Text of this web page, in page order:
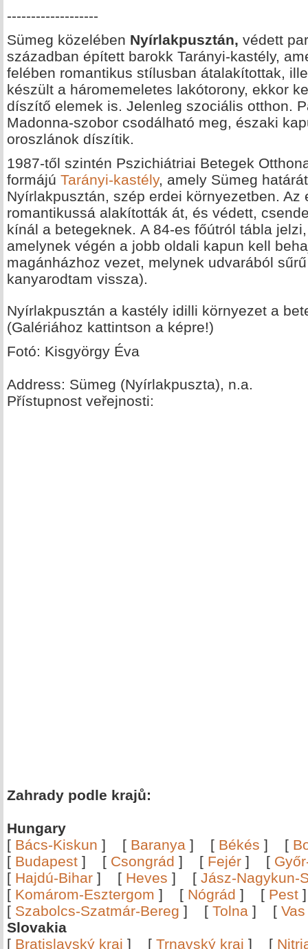
-------------------
Sümeg közelében Nyírlakpusztán, védett
században épített barokk Tarányi-kastély,
felében romantikus stílusban átalakítottak,
készült a háromemeletes lakótorony, ekkor
díszítő elemek is. Jelenleg szociális otthon.
Madonna-szobor csodálható meg, északi
oroszlánok díszítik.
1987-től szintén Pszichiátriai Betegek
formájú Tarányi-kastély, amely Sümeg
Nyírlakpusztán, szép erdei környezetben.
romantikussá alakították át, és védett,
kínál a betegeknek. A 84-es főútról tábla
amelynek végén a jobb oldali kapun kell
magánházhoz vezet, melynek udvarából
kanyarodtam vissza).
Nyírlakpusztán a kastély idilli környezet a
(Galériához kattintson a képre!)
Fotó: Kisgyörgy Éva
Address: Sümeg (Nyírlakpuszta), n.a.
Přístupnost veřejnosti:
Zahrady podle krajů:
Hungary
[ Bács-Kiskun ] [ Baranya ] [ Békés ] [
[ Budapest ] [ Csongrád ] [ Fejér ] [
[ Hajdú-Bihar ] [ Heves ] [ Jász-Nagykun-
[ Komárom-Esztergom ] [ Nógrád ] [ Pest
[ Szabolcs-Szatmár-Bereg ] [ Tolna ] [ Vas
Slovakia
[ Bratislavský kraj ] [ Trnavský kraj ] [